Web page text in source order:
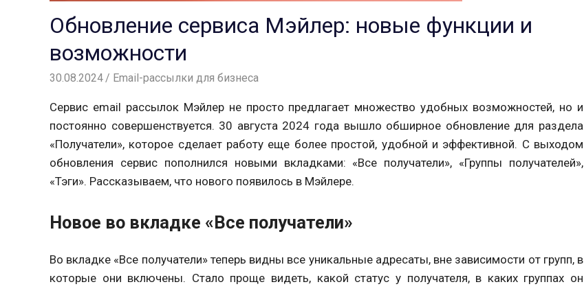
Обновление сервиса Мэйлер: новые функции и
возможности
30.08.2024 Андрей
Email-рассылки для бизнеса
Сервис email рассылок Мэйлер не просто предлагает множество удобных возможностей, но и
постоянно совершенствуется. 30 августа 2024 года вышло обширное обновление для раздела
«Получатели», которое сделает работу еще более простой, удобной и эффективной. С выходом
обновления сервис пополнился новыми вкладками: «Все получатели», «Группы получателей»,
«Тэги». Рассказываем, что нового появилось в Мэйлере.
Новое во вкладке «Все получатели»
Во вкладке «Все получатели» теперь видны все уникальные адресаты, вне зависимости от групп, в
которые они включены. Стало проще видеть, какой статус у получателя, в каких группах он